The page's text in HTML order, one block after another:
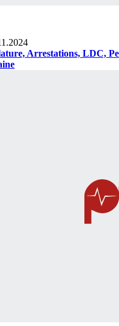
Arrestations, LDC,